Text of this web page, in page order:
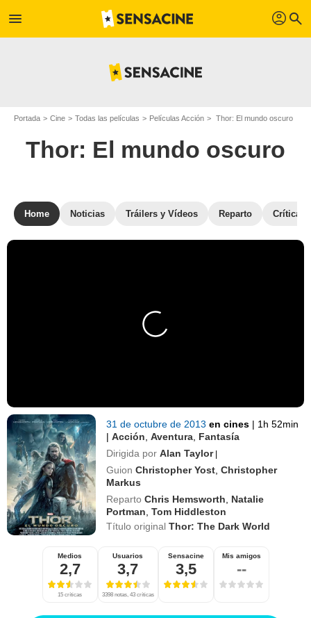
menu profil search
Portada Cine Todas las películas Películas Acción Thor: El mundo oscuro
Thor: El mundo oscuro
Home Noticias Tráilers y Vídeos Reparto Críticas
31 de octubre de 2013en cines | 1h 52min
| Acción ,Aventura Fantasía
Dirigida por Alan Taylor |
Guion Christopher Yost ,Christopher
Markus
Reparto Chris Hemsworth
Natalie
Portman ,Tom Hiddleston
Título originalThor: The Dark World
Medios
2,7
15 críticas
Usuarios
3,7
3398 notas, 43 críticas
Sensacine
3,5
Mis amigos
--